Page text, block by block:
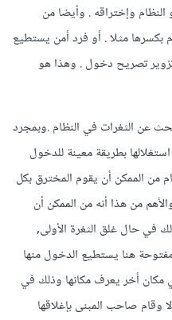
وإختراقه . وأيضا من
مثلا . أو فرد أمن يستطيع
تصريح دخول . وهذا هو
عن الثغرات في النظام .وبمجرد
بطريقة معينة للدخول
من الممكن أن يقوم المخترق بكل
من هذا أنه من الممكن أن
في حال غلق الثغرة الأولى,
هنا يستطيع الدخول منها
أخر يعرف مكانها وذلك في
وقام صاحب المبنى بإغلاقها